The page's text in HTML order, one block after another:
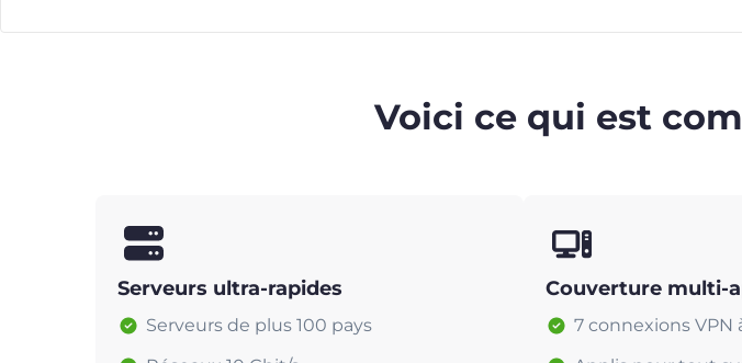
Voici ce qui est
Serveurs ultra-rapides
Serveurs de plus 100 pays
Couverture multi-
7 connexions VPN